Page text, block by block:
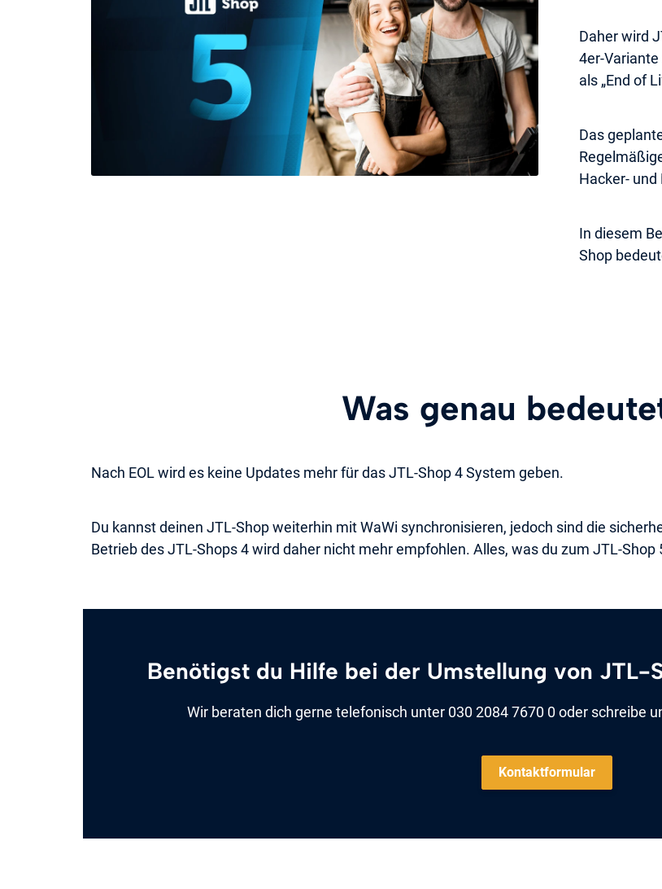
Daher wird
4er-
als „End of
Das
Hacker-
In diesem
Shop
Was genau
Nach EOL wird es keine Updates mehr für das JTL-Shop 4 System geben.
Du kannst deinen JTL-Shop weiterhin mit WaWi synchronisieren, jedoch sind die
Betrieb des JTL-Shops 4 wird daher nicht mehr empfohlen. Alles, was du zum JTL-
Benötigst du Hilfe bei der Umstellung von JTL-
Wir beraten dich gerne telefonisch unter 030 2084 7670 0 oder schreibe
Kontaktformular